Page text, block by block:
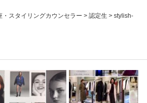
スタイリングカウンセラー > 認定生 > stylish-